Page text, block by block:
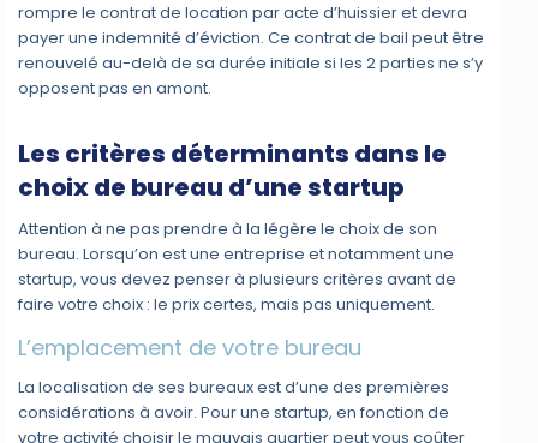
rompre le contrat de location par acte d’huissier et devra
payer une indemnité d’éviction. Ce contrat de bail peut être
renouvelé au-delà de sa durée initiale si les 2 parties ne s’y
opposent pas en amont.
Les critères déterminants dans le
choix de bureau d’une startup
Attention à ne pas prendre à la légère le choix de son
bureau. Lorsqu’on est une entreprise et notamment une
startup, vous devez penser à plusieurs critères avant de
faire votre choix : le prix certes, mais pas uniquement.
L’emplacement de votre bureau
La localisation de ses bureaux est d’une des premières
considérations à avoir. Pour une startup, en fonction de
votre activité choisir le mauvais quartier peut vous coûter